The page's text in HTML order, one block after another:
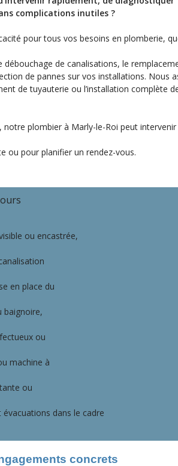
complications inutiles ?
pour tous vos besoins en plomberie,
de canalisations, le
de pannes sur vos installations. Nous
de tuyauterie ou l’installation complète
notre plombier à Marly-le-Roi peut
ou pour planifier un rendez-vous.
ou encastrée,
en place du
baignoire,
ou
machine à
ou
dans le cadre
concrets